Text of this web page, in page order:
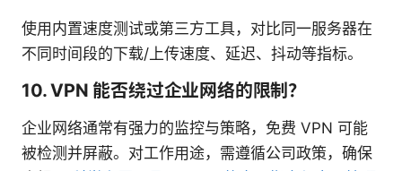
使用内置速度测试或第三方工具，对比同一服务器在
不同时间段的下载/上传速度、延迟、抖动等指标。
10. VPN 能否绕过企业网络的限制？
企业网络通常有强力的监控与策略，免费 VPN 可能
被检测并屏蔽。对工作用途，需遵循公司政策，确保